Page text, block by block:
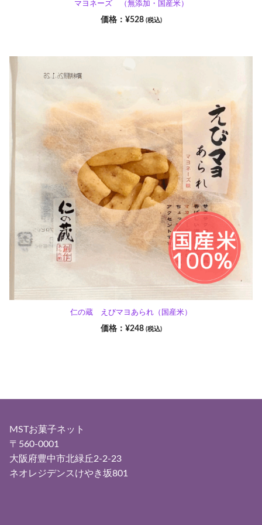
マヨネーズ （無添加・国産米）
¥528 (税込)
仁の蔵 えびマヨあられ（国産米）
¥248 (税込)
MSTお菓子ネット
〒560-0001
大阪府豊中市北緑丘2-2-23
ネオレジデンスけやき坂801